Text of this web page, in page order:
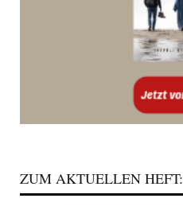
ZUM AKTUELLEN HEFT: